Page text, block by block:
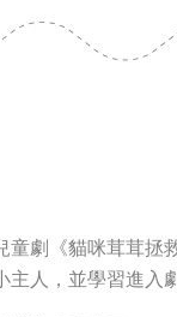
童劇《貓咪茸茸拯
人，並學習進入